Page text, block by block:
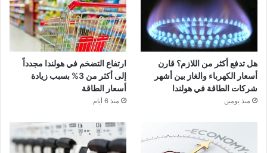
هل تدفع أكثر من اللازم؟ قارن
أسعار الكهرباء والغاز بين أشهر
شركات الطاقة في هولندا
منذ يومين
ارتفاع التضخم في هولندا مجدداً
إلى أكثر من 3% بسبب زيادة
أسعار الطاقة
منذ 6 أيام